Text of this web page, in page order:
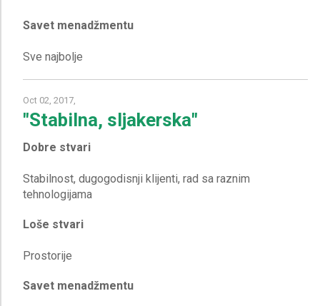
Savet menadžmentu
Oct 02, 2017,
"Stabilna, sljakerska"
Dobre stvari
Stabilnost, dugogodisnji klijenti, rad sa raznim
Loše stvari
Savet menadžmentu